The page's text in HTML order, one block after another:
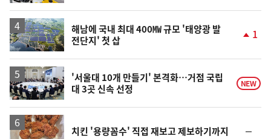
해남에 국내 최대 400㎿ 규모 '태양광 발
전단지' 첫 삽
승
1
'서울대 10개 만들기' 본격화…거점 국립
대 3곳 신속 선정
NEW
치킨 '용량꼼수' 직접 재보고 제보하기까지